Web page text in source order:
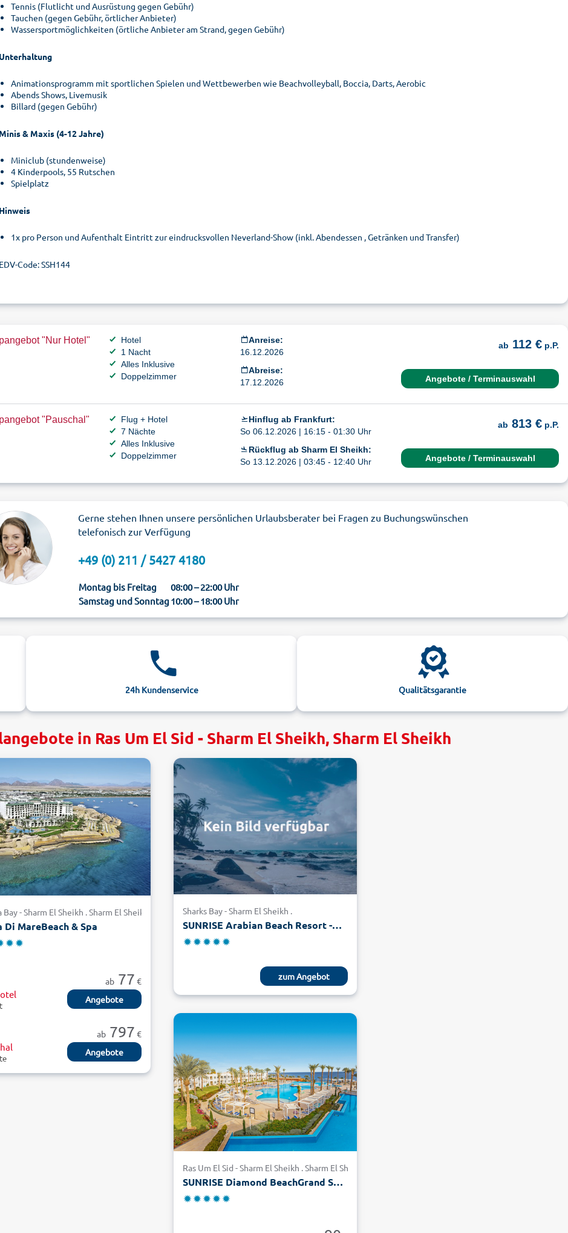
Tennis (Flutlicht und Ausrüstung gegen Gebühr)
Tauchen (gegen Gebühr, örtlicher Anbieter)
Wassersportmöglichkeiten (örtliche Anbieter am Strand, gegen Gebühr)
Unterhaltung
Animationsprogramm mit sportlichen Spielen und Wettbewerben wie Beachvolleyball, Boccia, Darts, Aerobic
Abends Shows, Livemusik
Billard (gegen Gebühr)
Minis & Maxis (4-12 Jahre)
Miniclub (stundenweise)
4 Kinderpools, 55 Rutschen
Spielplatz
Hinweis
1x pro Person und Aufenthalt Eintritt zur eindrucksvollen Neverland-Show (inkl. Abendessen , Getränken und Transfer)
EDV-Code: SSH144
"Nur Hotel"
Hotel
1 Nacht
Alles Inklusive
Doppelzimmer
Anreise:
16.12.2026
Abreise:
17.12.2026
ab 112 € p.P.
Angebote / Terminauswahl
"Pauschal"
Flug + Hotel
7 Nächte
Alles Inklusive
Doppelzimmer
Hinflug ab Frankfurt:
So 06.12.2026 | 16:15 - 01:30 Uhr
Rückflug ab Sharm El Sheikh:
So 13.12.2026 | 03:45 - 12:40 Uhr
ab 813 € p.P.
Angebote / Terminauswahl
Gerne stehen Ihnen unsere persönlichen Urlaubsberater bei Fragen zu Buchungswünschen
telefonisch zur Verfügung
+49 (0) 211 / 5427 4180
Montag bis Freitag
08:00 – 22:00 Uhr
Samstag und Sonntag10:00 – 18:00 Uhr
24h Kundenservice Qualitätsgarantie
in Ras Um El Sid - Sharm El Sheikh, Sharm El Sheikh
Bay - Sharm El Sheikh . Sharm El Sheikh
Di MareBeach & Spa
ab77 €
Angebote
ab797 €
Angebote
Sharks Bay - Sharm El Sheikh .
SUNRISE Arabian Beach Resort -Grand Select-
zum Angebot
Ras Um El Sid - Sharm El Sheikh . Sharm El Sheikh
SUNRISE Diamond BeachGrand Select